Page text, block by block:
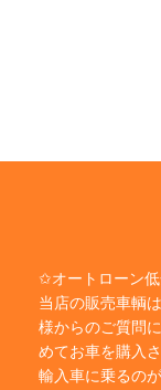
✩オートローン
当店の販売車輌
様からのご質問
めてお車を購入
輸入車に乗るの